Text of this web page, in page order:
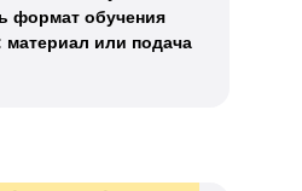
формат обучения
материал или подача